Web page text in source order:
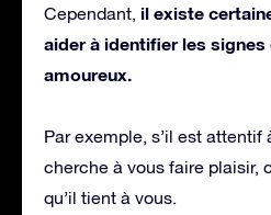
Cependant, il existe
aider à identifier les signes
amoureux.
Par exemple, s’il est attentif
cherche à vous faire plaisir,
qu’il tient à vous.